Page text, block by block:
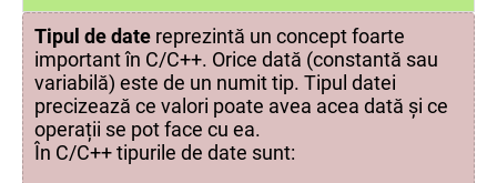
bool
Tipul de date reprezintă un concept foarte
important în C/C++. Orice dată (constantă sau
variabilă) este de un numit tip. Tipul datei
precizează ce valori poate avea acea dată și ce
operații se pot face cu ea.
În C/C++ tipurile de date sunt: